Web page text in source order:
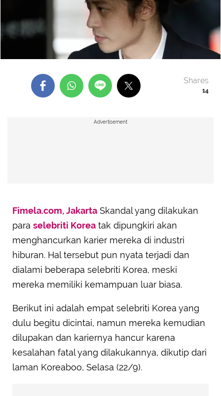
14
Shares
Advertisement
Fimela.com, Jakarta Skandal yang dilakukan
para selebriti Korea tak dipungkiri akan
menghancurkan karier mereka di industri
hiburan. Hal tersebut pun nyata terjadi dan
dialami beberapa selebriti Korea, meski
mereka memiliki kemampuan luar biasa.
Berikut ini adalah empat selebriti Korea yang
dulu begitu dicintai, namun mereka kemudian
dilupakan dan kariernya hancur karena
kesalahan fatal yang dilakukannya, dikutip dari
laman Koreaboo, Selasa (22/9).